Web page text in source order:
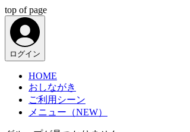
top of page
ログイン
HOME
おしながき
ご利用シーン
メニュー（NEW）